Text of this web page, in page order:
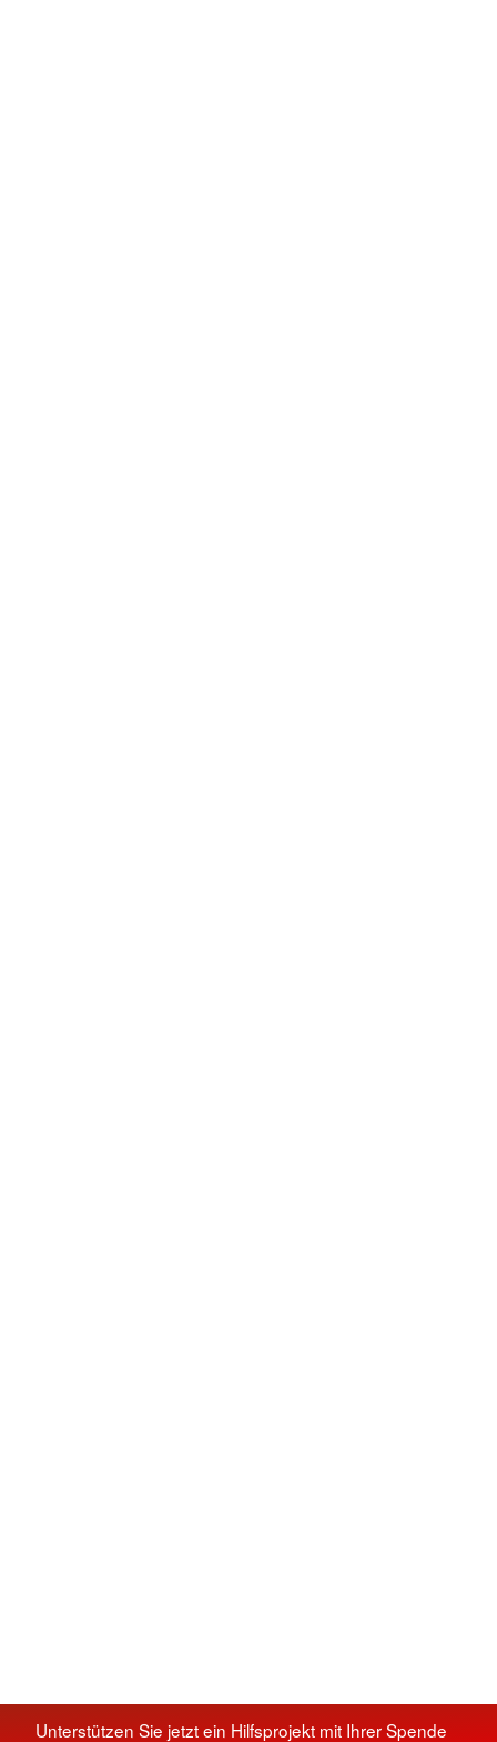
Unterstützen Sie jetzt ein Hilfsprojekt mit Ihrer Spende